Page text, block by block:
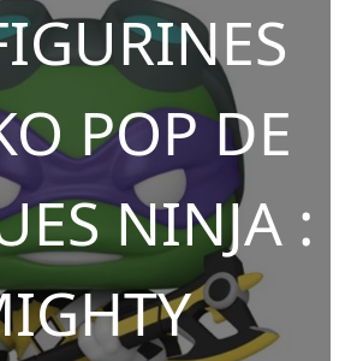
POP DE
NINJA :